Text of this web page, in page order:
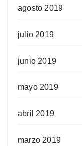
agosto 2019
julio 2019
junio 2019
mayo 2019
abril 2019
marzo 2019